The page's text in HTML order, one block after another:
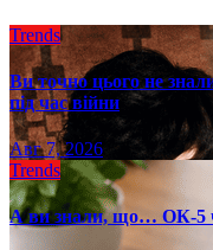
Trends
Ви точно цього не
під час війни
Авг 7, 2026
Trends
А ви знали, що… ОК-5